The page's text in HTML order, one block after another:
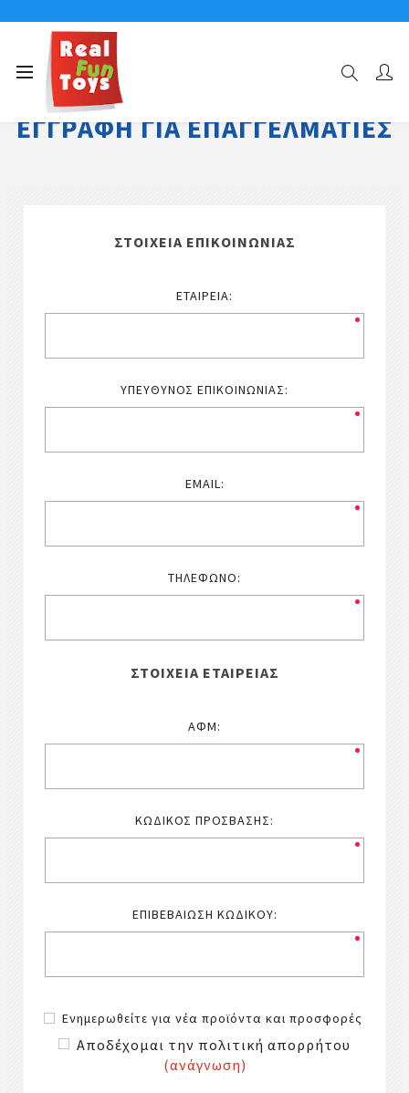
ΕΓΓΡΑΦΉ ΓΙΑ ΕΠΑΓΓΕΛΜΑΤΊΕΣ
ΣΤΟΙΧΕΊΑ ΕΠΙΚΟΙΝΩΝΊΑΣ
ΕΤΑΙΡΕΊΑ:
ΥΠΕΎΘΥΝΟΣ ΕΠΙΚΟΙΝΩΝΊΑΣ:
EMAIL:
ΤΗΛΈΦΩΝΟ:
ΣΤΟΙΧΕΊΑ ΕΤΑΙΡΕΊΑΣ
ΑΦΜ:
ΚΩΔΙΚΌΣ ΠΡΌΣΒΑΣΗΣ:
ΕΠΙΒΕΒΑΊΩΣΗ ΚΩΔΙΚΟΎ:
Ενημερωθείτε για νέα προϊόντα και προσφορές
Αποδέχομαι την πολιτική απορρήτου
(ανάγνωση)